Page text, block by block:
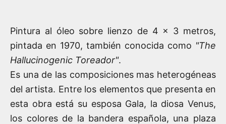
Pintura al óleo sobre lienzo de 4 x 3 metros,
pintada en 1970, también conocida como "The
Hallucinogenic Toreador".
Es una de las composiciones mas heterogéneas
del artista. Entre los elementos que presenta en
esta obra está su esposa Gala, la diosa Venus,
los colores de la bandera española, una plaza